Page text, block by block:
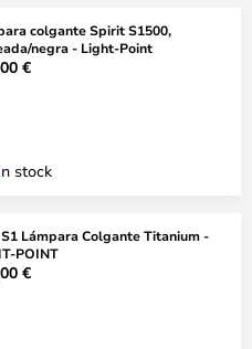
colgante Spirit S1500,
negra - Light-Point
€
stock
Lámpara Colgante Titanium -
POINT
€